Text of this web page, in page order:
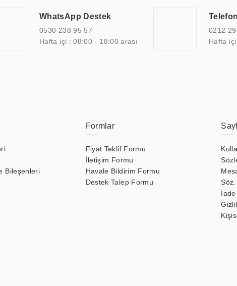
kalite belgelerine ve sertifikalara sahip olup, etik
özel çözümleri ile iş ortaklarının öne çıkmasına ve sürekli
WhatsApp Destek
0530 238 95 57
Hafta içi : 08:00 - 18:00 arası
0212
Hafta
Bileşenleri
Formlar
Fiyat Teklif Formu
İletişim Formu
Havale Bildirim Formu
Destek Talep Formu
Söz.
İade